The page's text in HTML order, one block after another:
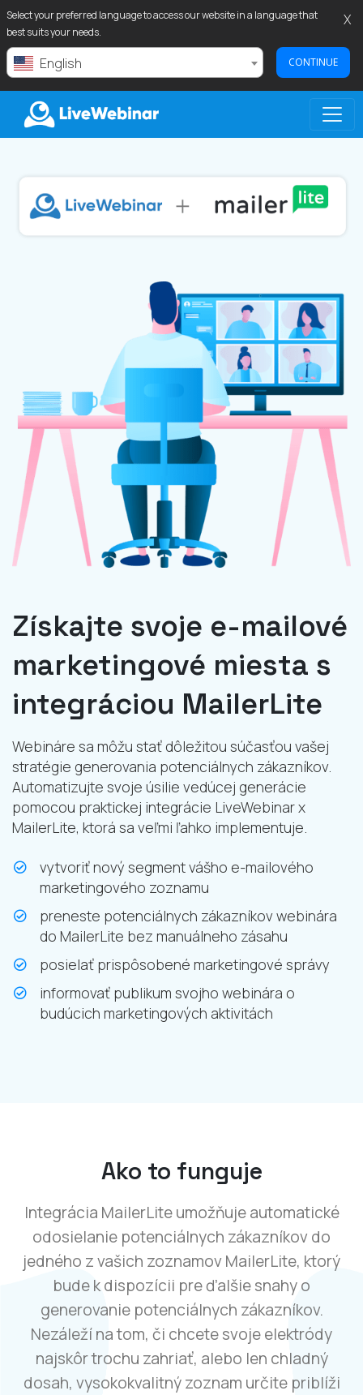
Select your preferred language to access our website in a language that
best suits your needs.
English CONTINUE
X
LIVEWEBINAR.COM
Získajte svoje e-mailové
marketingové miesta s
integráciou MailerLite
Webináre sa môžu stať dôležitou súčasťou vašej
stratégie generovania potenciálnych zákazníkov.
Automatizujte svoje úsilie vedúcej generácie
pomocou praktickej integrácie LiveWebinar x
MailerLite, ktorá sa veľmi ľahko implementuje.
vytvoriť nový segment vášho e-mailového
marketingového zoznamu
preneste potenciálnych zákazníkov webinára
do MailerLite bez manuálneho zásahu
posielať prispôsobené marketingové správy
informovať publikum svojho webinára o
budúcich marketingových aktivitách
Ako to funguje
Integrácia MailerLite umožňuje automatické
odosielanie potenciálnych zákazníkov do
jedného z vašich zoznamov MailerLite, ktorý
bude k dispozícii pre ďalšie snahy o
generovanie potenciálnych zákazníkov.
Nezáleží na tom, či chcete svoje elektródy
najskôr trochu zahriať, alebo len chladný
dosah, vysokokvalitný zoznam určite priblíži